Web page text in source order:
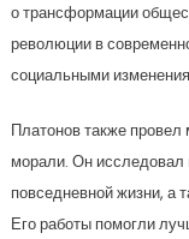
о трансформации
революции в
социальными
Платонов также провел
морали. Он исследовал
повседневной жизни, а
Его работы помогли